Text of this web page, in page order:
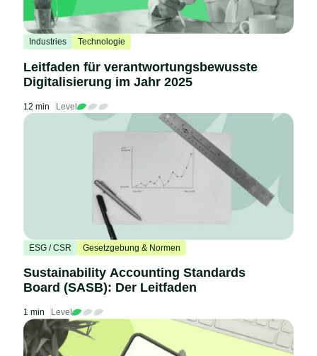
Industries Technologie
Leitfaden für verantwortungsbewusste
Digitalisierung im Jahr 2025
12 min Level
ESG / CSR Gesetzgebung & Normen
Sustainability Accounting Standards
Board (SASB): Der Leitfaden
1 min Level